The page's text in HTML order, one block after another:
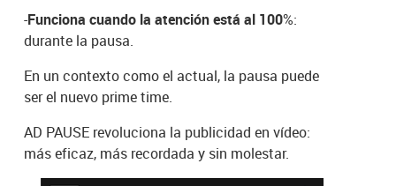
-Funciona cuando la atención está al 100%:
durante la pausa.
En un contexto como el actual, la pausa puede
ser el nuevo prime time.
AD PAUSE revoluciona la publicidad en vídeo:
más eficaz, más recordada y sin molestar.